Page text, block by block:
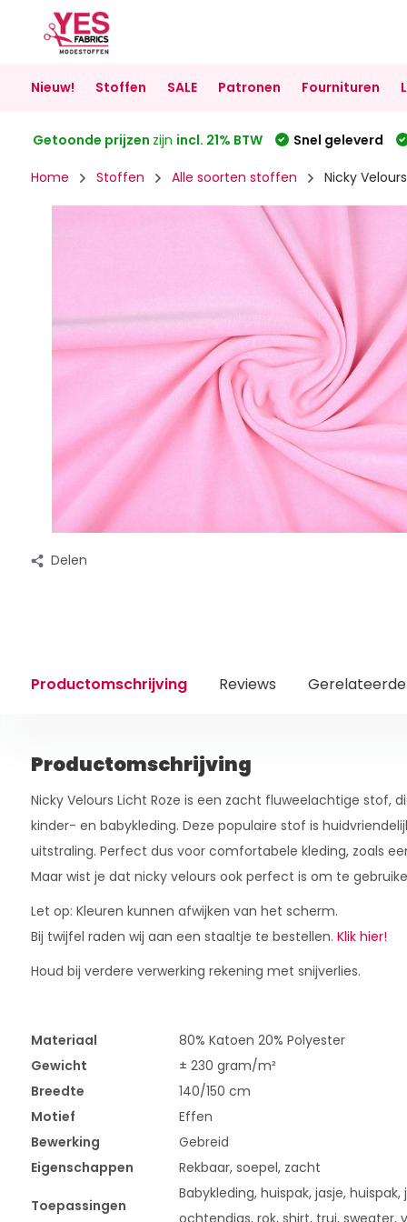
Nieuw! Stoffen SALE Patronen Fournituren
Getoonde prijzen zijn incl. 21% BTW Snel geleverd
Home Stoffen Alle soorten stoffen Nicky
Delen
Productomschrijving Reviews
Productomschrijving
Nicky Velours Licht Roze is een zacht fluweelachtige stof,
kinder- en babykleding. Deze populaire stof is
uitstraling. Perfect dus voor comfortabele kleding, zoals
Maar wist je dat nicky velours ook perfect is om te
Let op: Kleuren kunnen afwijken van het scherm.
Bij twijfel raden wij aan een staaltje te bestellen. Klik hier!
Houd bij verdere verwerking rekening met snijverlies.
Materiaal
80% Katoen 20% Polyester
Gewicht
± 230 gram/m²
Breedte
140/150 cm
Motief
Effen
Bewerking
Gebreid
Eigenschappen
Rekbaar, soepel, zacht
Toepassingen
Babykleding, huispak, jasje,